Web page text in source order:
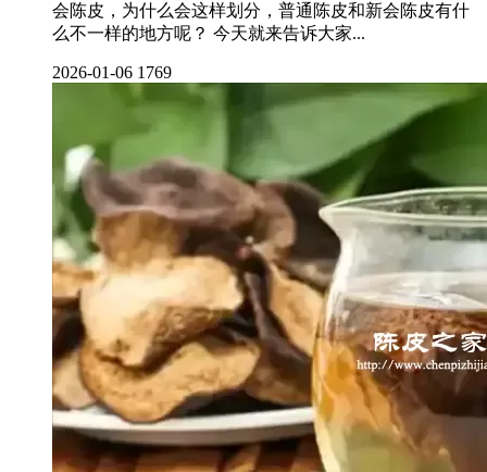
会陈皮，为什么会这样划分，普通陈皮和新会陈皮有什
么不一样的地方呢？ 今天就来告诉大家...
2026-01-06 1769